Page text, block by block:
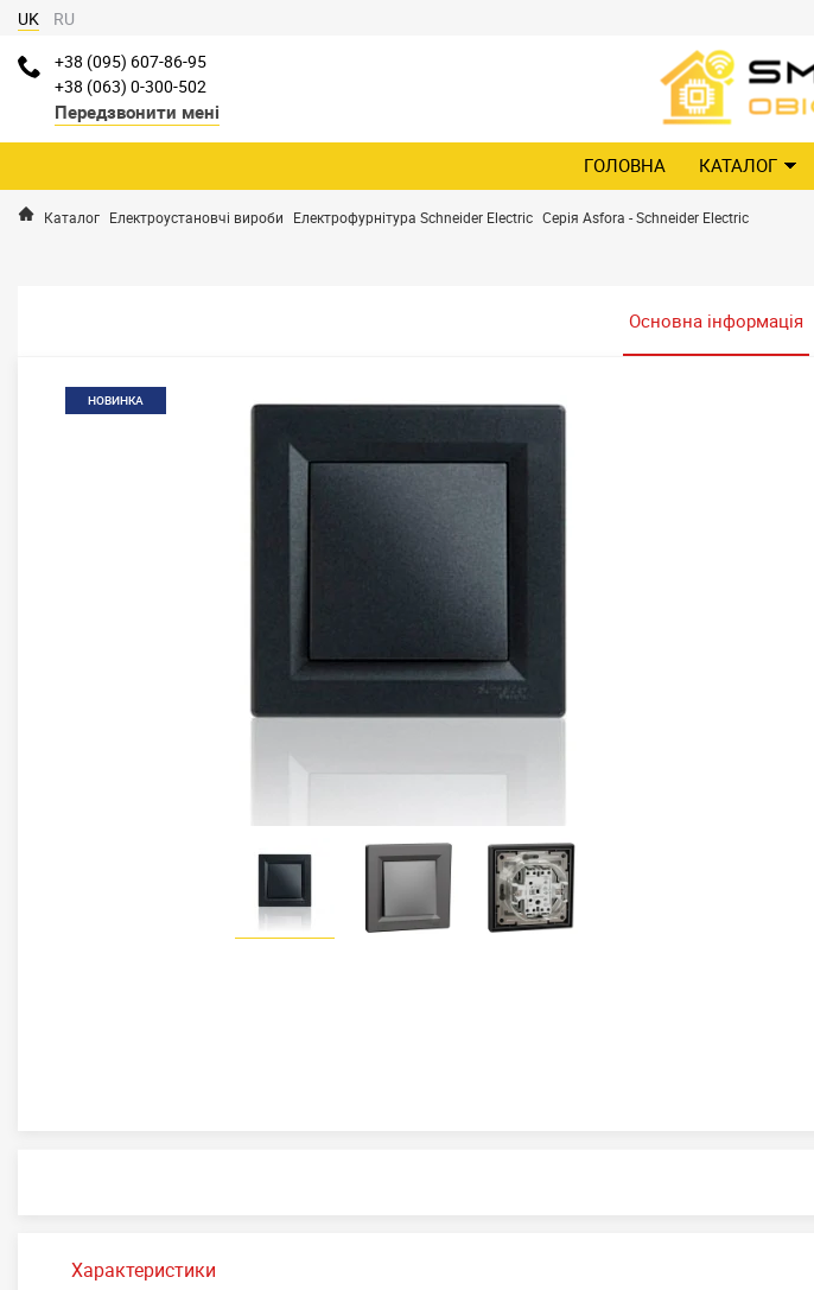
UK RU
+38 (095) 607-86-95
+38 (063) 0-300-502
Передзвонити мені
ГОЛОВНА КАТАЛОГ
Каталог Електроустановчі вироби Електрофурнітура Schneider Electric Серія Asfora - Schneider Electric
Основна інформація
НОВИНКА
Характеристики